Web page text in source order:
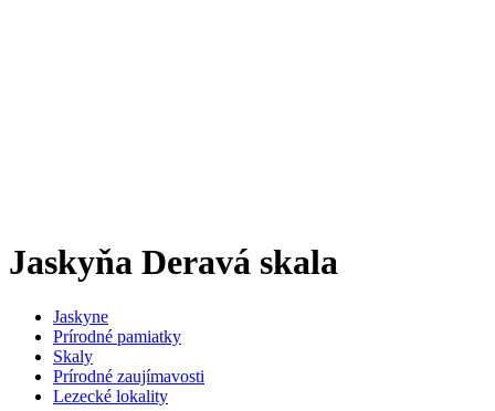
Jaskyňa Deravá skala
Jaskyne
Prírodné pamiatky
Skaly
Prírodné zaujímavosti
Lezecké lokality